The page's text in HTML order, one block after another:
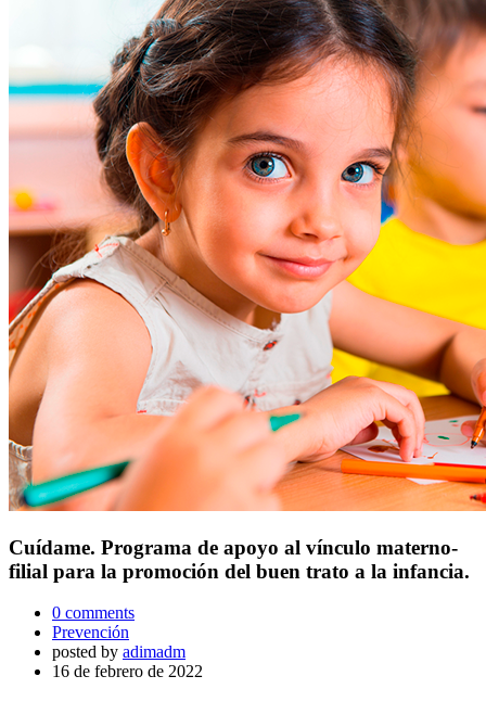
Cuídame. Programa de apoyo al vínculo materno-
filial para la promoción del buen trato a la infancia.
0 comments
Prevención
posted by adimadm
16 de febrero de 2022